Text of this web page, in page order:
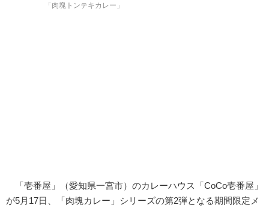
「肉塊トンテキカレー」
「壱番屋」（愛知県一宮市）のカレーハウス「CoCo壱番屋」
が5月17日、「肉塊カレー」シリーズの第2弾となる期間限定メ